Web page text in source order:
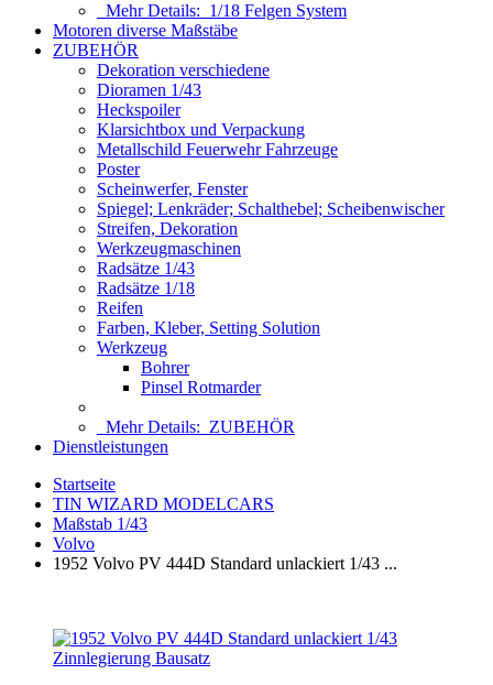
Mehr Details: 1/18 Felgen System
Motoren diverse Maßstäbe
ZUBEHÖR
Dekoration verschiedene
Dioramen 1/43
Heckspoiler
Klarsichtbox und Verpackung
Metallschild Feuerwehr Fahrzeuge
Poster
Scheinwerfer, Fenster
Spiegel; Lenkräder; Schalthebel; Scheibenwischer
Streifen, Dekoration
Werkzeugmaschinen
Radsätze 1/43
Radsätze 1/18
Reifen
Farben, Kleber, Setting Solution
Werkzeug
Bohrer
Pinsel Rotmarder
Mehr Details: ZUBEHÖR
Dienstleistungen
Startseite
TIN WIZARD MODELCARS
Maßstab 1/43
Volvo
1952 Volvo PV 444D Standard unlackiert 1/43 ...